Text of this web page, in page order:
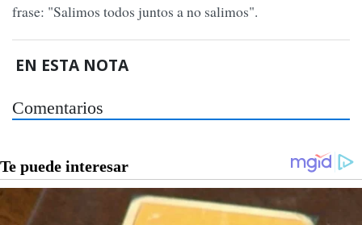
frase: "Salimos todos juntos a no salimos".
EN ESTA NOTA
Comentarios